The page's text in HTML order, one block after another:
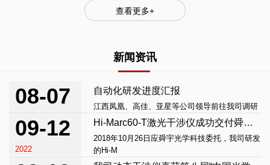
查看更多+
新闻资讯
08-07 自动化研发进度汇报
江西凤凰、高佳、亚星等公司领导前往我司调研
09-12
2022
Hi-Marc60-T激光干涉仪成功交付舜宇光学科技
2018年10月26日应舜宇光学科技委托，我司研发
的Hi-M